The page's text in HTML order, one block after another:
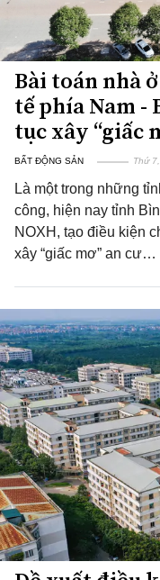
Bài toán nhà
tế phía Nam -
tục xây “giấc
BẤT ĐỘNG SẢN Thứ
Là một trong những
công, hiện nay tỉnh
NOXH, tạo điều kiện
xây “giấc mơ” an cư…